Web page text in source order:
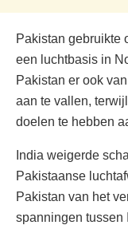
Pakistan gebruikte
een luchtbasis in
Pakistan er ook
aan te vallen,
doelen te hebben
India weigerde
Pakistaanse
Pakistan van het
spanningen tussen